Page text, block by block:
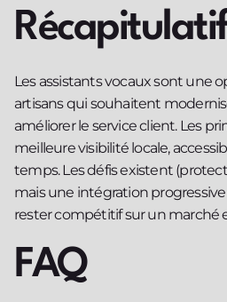
Les assistants vocaux sont une
artisans qui souhaitent
améliorer le service client. Les
meilleure visibilité locale,
temps. Les défis existent
mais une intégration
rester compétitif sur un marché
FAQ